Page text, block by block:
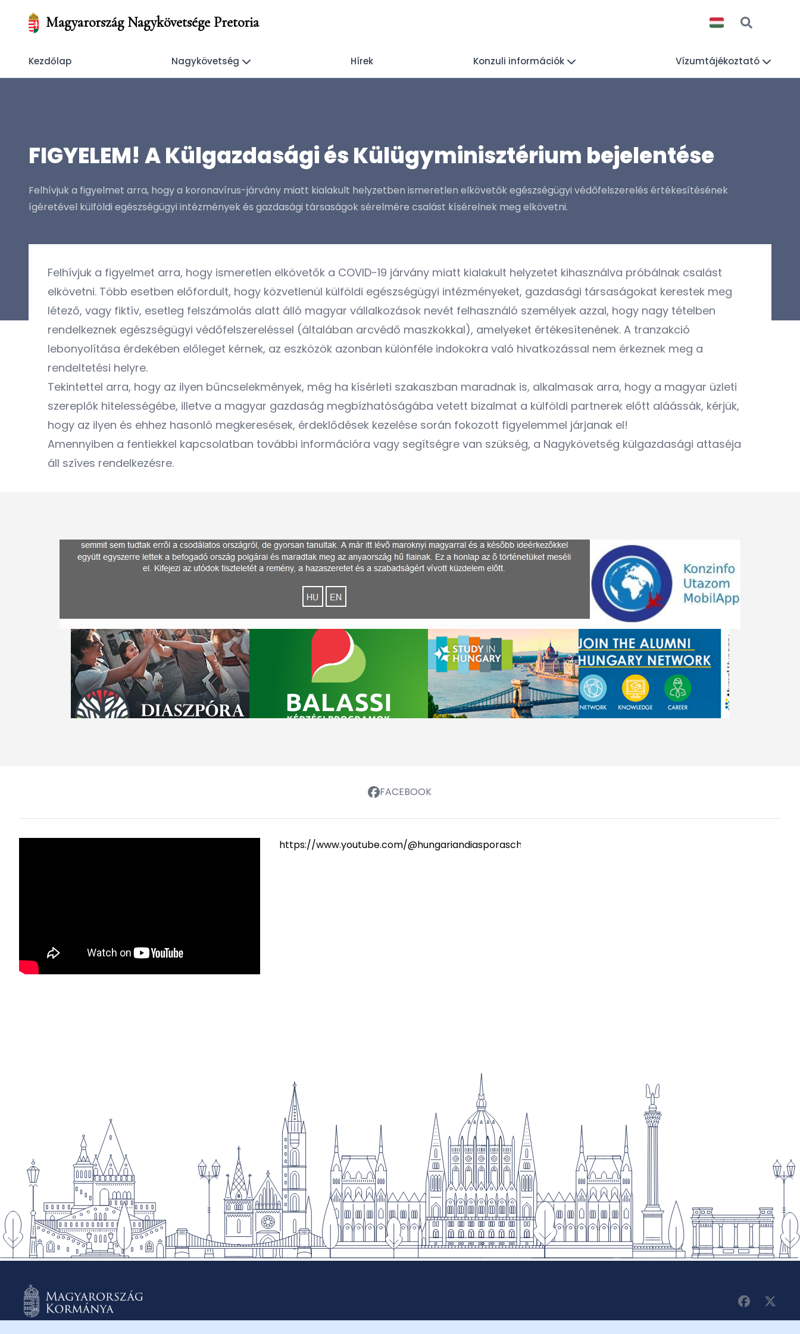
Magyarország Nagykövetsége Pretoria
Kezdőlap Nagykövetség Hírek Konzuli információk Vízumtájékoztató
FIGYELEM! A Külgazdasági és Külügyminisztérium bejelentése
Felhívjuk a figyelmet arra, hogy a koronavírus-járvány miatt kialakult helyzetben ismeretlen elkövetők egészségügyi védőfelszerelés értékesítésének
ígéretével külföldi egészségügyi intézmények és gazdasági társaságok sérelmére csalást kísérelnek meg elkövetni.
Felhívjuk a figyelmet arra, hogy ismeretlen elkövetők a COVID-19 járvány miatt kialakult helyzetet kihasználva próbálnak csalást
elkövetni. Több esetben előfordult, hogy közvetlenül külföldi egészségügyi intézményeket, gazdasági társaságokat kerestek meg
létező, vagy fiktív, esetleg felszámolás alatt álló magyar vállalkozások nevét felhasználó személyek azzal, hogy nagy tételben
rendelkeznek egészségügyi védőfelszereléssel (általában arcvédő maszkokkal), amelyeket értékesítenének. A tranzakció
lebonyolítása érdekében előleget kérnek, az eszközök azonban különféle indokokra való hivatkozással nem érkeznek meg a
rendeltetési helyre.
Tekintettel arra, hogy az ilyen bűncselekmények, még ha kísérleti szakaszban maradnak is, alkalmasak arra, hogy a magyar üzleti
szereplők hitelességébe, illetve a magyar gazdaság megbízhatóságába vetett bizalmat a külföldi partnerek előtt aláássák, kérjük,
hogy az ilyen és ehhez hasonló megkeresések, érdeklődések kezelése során fokozott figyelemmel járjanak el!
Amennyiben a fentiekkel kapcsolatban további információra vagy segítségre van szükség, a Nagykövetség külgazdasági attaséja
áll szíves rendelkezésre.
FACEBOOK
https://www.youtube.com/@hungariandiasporascholarship